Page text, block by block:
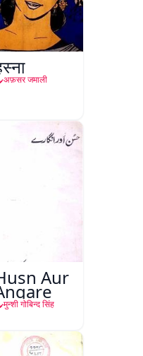
अफ़सर जमाली
Aur
मुन्शी गोबिन्द सिंह